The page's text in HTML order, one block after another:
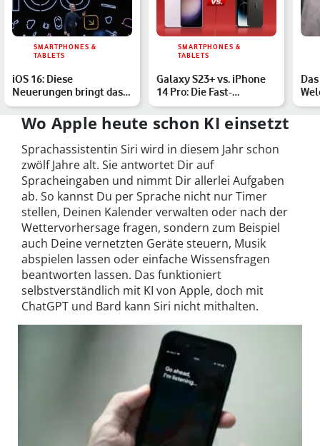
SMARTPHONES &
TABLETS
iOS 16: Diese
Neuerungen bringt das
Update auf Dein iPhone
SMARTPHONES &
TABLETS
Galaxy S23+ vs. iPhone
14 Pro: Die Fast-
Flaggschiffe im
Vergleich
Wo Apple heute schon KI einsetzt
Sprachassistentin Siri wird in diesem Jahr schon
zwölf Jahre alt. Sie antwortet Dir auf
Spracheingaben und nimmt Dir allerlei Aufgaben
ab. So kannst Du per Sprache nicht nur Timer
stellen, Deinen Kalender verwalten oder nach der
Wettervorhersage fragen, sondern zum Beispiel
auch Deine vernetzten Geräte steuern, Musik
abspielen lassen oder einfache Wissensfragen
beantworten lassen. Das funktioniert
selbstverständlich mit KI von Apple, doch mit
ChatGPT und Bard kann Siri nicht mithalten.